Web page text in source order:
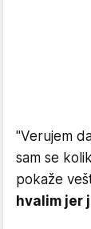
"Verujem
sam se
pokaže
hvalim jer